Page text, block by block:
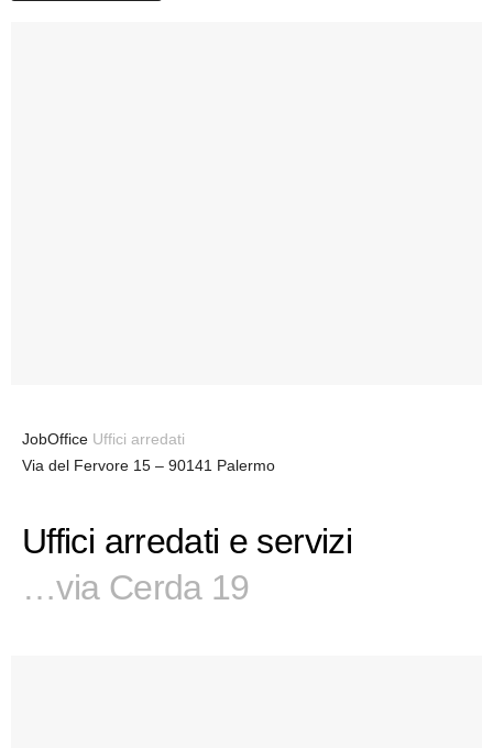
JobOffice Uffici arredati
Via del Fervore 15 – 90141 Palermo
Uffici arredati e servizi
…via Cerda 19